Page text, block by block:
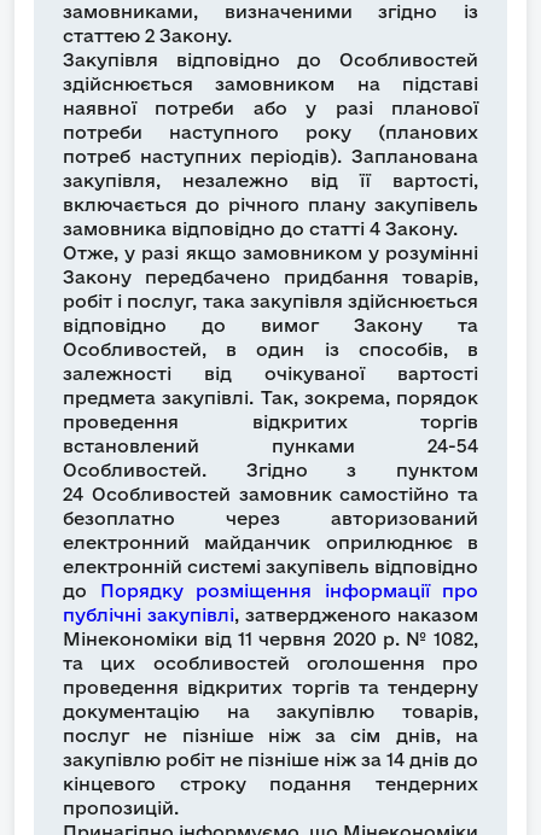
замовниками, визначеними згідно із
статтею 2 Закону.
Закупівля відповідно до Особливостей
здійснюється замовником на підставі
наявної потреби або у разі планової
потреби наступного року (планових
потреб наступних періодів). Запланована
закупівля, незалежно від її вартості,
включається до річного плану закупівель
замовника відповідно до статті 4 Закону.
Отже, у разі якщо замовником у розумінні
Закону передбачено придбання товарів,
робіт і послуг, така закупівля здійснюється
відповідно до вимог Закону та
Особливостей, в один із способів, в
залежності від очікуваної вартості
предмета закупівлі. Так, зокрема, порядок
проведення відкритих торгів
встановлений пунками 24-54
Особливостей. Згідно з пунктом
24 Особливостей замовник самостійно та
безоплатно через авторизований
електронний майданчик оприлюднює в
електронній системі закупівель відповідно
до Порядку розміщення інформації про
публічні закупівлі, затвердженого наказом
Мінекономіки від 11 червня 2020 р. № 1082,
та цих особливостей оголошення про
проведення відкритих торгів та тендерну
документацію на закупівлю товарів,
послуг не пізніше ніж за сім днів, на
закупівлю робіт не пізніше ніж за 14 днів до
кінцевого строку подання тендерних
пропозицій.